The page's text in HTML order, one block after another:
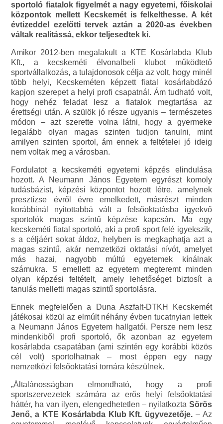
sportoló fiatalok figyelmét a nagy egyetemi, főiskolai
központok mellett Kecskemét is felkelthesse. A két
évtizeddel ezelőtti tervek aztán a 2020-as években
váltak realitássá, ekkor teljesedtek ki.
Amikor 2012-ben megalakult a KTE Kosárlabda Klub
Kft., a kecskeméti élvonalbeli klubot működtető
sportvállalkozás, a tulajdonosok célja az volt, hogy minél
több helyi, Kecskeméten képzett fiatal kosárlabdázó
kapjon szerepet a helyi profi csapatnál. Ám tudható volt,
hogy nehéz feladat lesz a fiatalok megtartása az
érettségi után. A szülök jó része ugyanis – természetes
módon – azt szerette volna látni, hogy a gyermeke
legalább olyan magas szinten tudjon tanulni, mint
amilyen szinten sportol, ám ennek a feltételei jó ideig
nem voltak meg a városban.
Fordulatot a kecskeméti egyetemi képzés elindulása
hozott. A Neumann János Egyetem egyrészt komoly
tudásbázist, képzési központot hozott létre, amelynek
presztízse évről évre emelkedett, másrészt minden
korábbinál nyitottabbá vált a felsőoktatásba igyekvő
sportolók magas szintű képzése kapcsán. Ma egy
kecskeméti fiatal sportoló, aki a profi sport felé igyekszik,
s a céljáért sokat áldoz, helyben is megkaphatja azt a
magas szintű, akár nemzetközi oktatási nívót, amelyet
más hazai, nagyobb múltú egyetemek kínálnak
számukra. S emellett az egyetem megteremt minden
olyan képzési feltételt, amely lehetőséget biztosít a
tanulás melletti magas szintű sportolásra.
Ennek megfelelően a Duna Aszfalt-DTKH Kecskemét
játékosai közül az elmúlt néhány évben tucatnyian lettek
a Neumann János Egyetem hallgatói. Persze nem lesz
mindenkiből profi sportoló, ők azonban az egyetem
kosárlabda csapatában (ami szintén egy korábbi közös
cél volt) sportolhatnak – most éppen egy nagy
nemzetközi felsőoktatási tornára készülnek.
„Általánosságban elmondható, hogy a profi
sportszervezetek számára az erős helyi felsőoktatási
háttér, ha van ilyen, elengedhetetlen – nyilatkozta Sörös
Jenő, a KTE Kosárlabda Klub Kft. ügyvezetője. – Az